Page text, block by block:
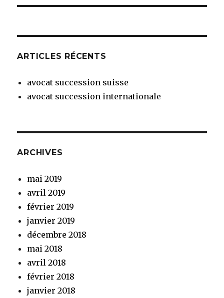
ARTICLES RÉCENTS
avocat succession suisse
avocat succession internationale
ARCHIVES
mai 2019
avril 2019
février 2019
janvier 2019
décembre 2018
mai 2018
avril 2018
février 2018
janvier 2018